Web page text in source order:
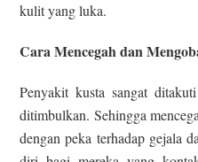
kulit yang luka.
Cara Mencegah dan
Penyakit kusta sangat
ditimbulkan. Sehingga
dengan peka terhadap gejala